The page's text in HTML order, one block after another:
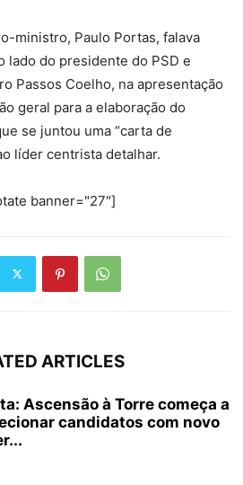
ministro, Paulo Portas, falava
lado do presidente do PSD e
Passos Coelho, na apresentação
geral para a elaboração do
se juntou uma “carta de
líder centrista detalhar.
banner="27"]
ARTICLES
Ascensão à Torre começa a
candidatos com novo